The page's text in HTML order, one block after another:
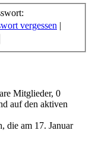
vergessen |
Mitglieder, 0
auf den aktiven
die am 17. Januar